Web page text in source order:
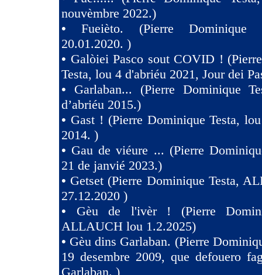
nouvèmbre 2022.)
•Fueièto. (Pierre Dominique
20.01.2020. )
• Galòiei Pasco sout COVID !
Testa, lou 4 d'abriéu 2021, Jour dei
• Garlaban... (Pierre Dominique
d’abriéu 2015.)
• Gast ! (Pierre Dominique Testa,
2014. )
• Gau de viéure ... (Pierre
21 de janvié 2023.)
• Getset (Pierre Dominique Testa,
27.12.2020 )
• Gèu de l'ivèr ! (Pierre
ALLAUCH lou 1.2.2025)
• Gèu dins Garlaban. (Pierre
19 desembre 2009, que defouero
Garlaban. )